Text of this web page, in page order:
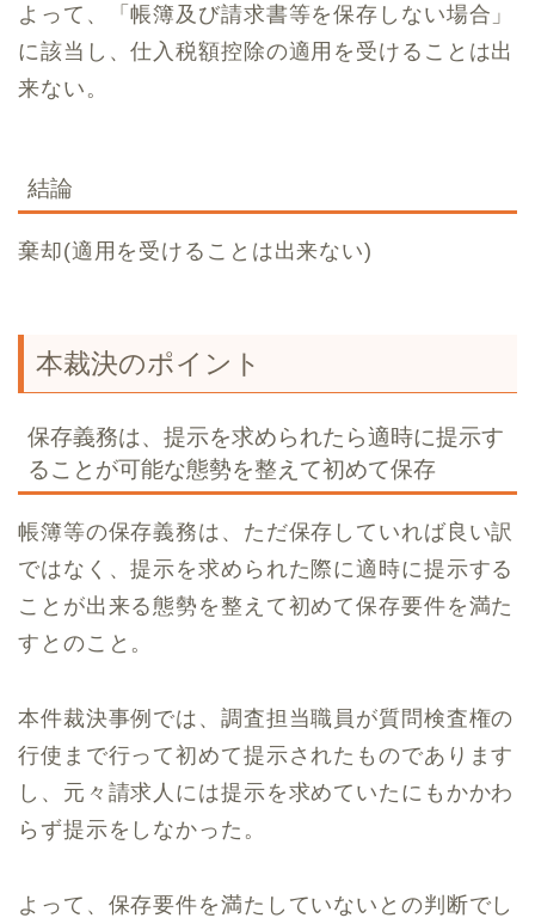
よって、「帳簿及び請求書等を保存しない場合」
に該当し、仕入税額控除の適用を受けることは出
来ない。
結論
棄却(適用を受けることは出来ない)
本裁決のポイント
保存義務は、提示を求められたら適時に提示す
ることが可能な態勢を整えて初めて保存
帳簿等の保存義務は、ただ保存していれば良い訳
ではなく、提示を求められた際に適時に提示する
ことが出来る態勢を整えて初めて保存要件を満た
すとのこと。
本件裁決事例では、調査担当職員が質問検査権の
行使まで行って初めて提示されたものであります
し、元々請求人には提示を求めていたにもかかわ
らず提示をしなかった。
よって、保存要件を満たしていないとの判断でし